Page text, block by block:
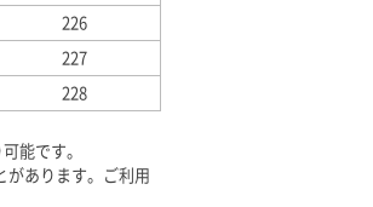
226
227
228
能です。
があります。ご利用